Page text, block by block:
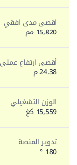
اقصى مدى افقي
15,820 مم
أقصى ارتفاع عملي
24.38 م
الوزن التشغيلي
15,559 كغ
تدوير المنصة
180 °